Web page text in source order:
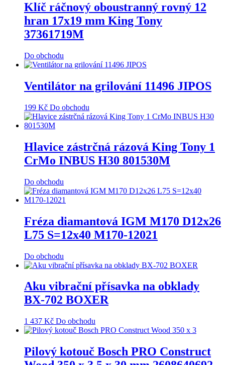
Klíč ráčnový oboustranný rovný 12
hran 17x19 mm King Tony
37361719M
Do obchodu
Ventilátor na grilování 11496 JIPOS
199 Kč Do obchodu
Hlavice zástrčná rázová King Tony 1
CrMo INBUS H30 801530M
Do obchodu
Fréza diamantová IGM M170 D12x26
L75 S=12x40 M170-12021
Do obchodu
Aku vibrační přísavka na obklady
BX-702 BOXER
1 437 Kč Do obchodu
Pilový kotouč Bosch PRO Construct